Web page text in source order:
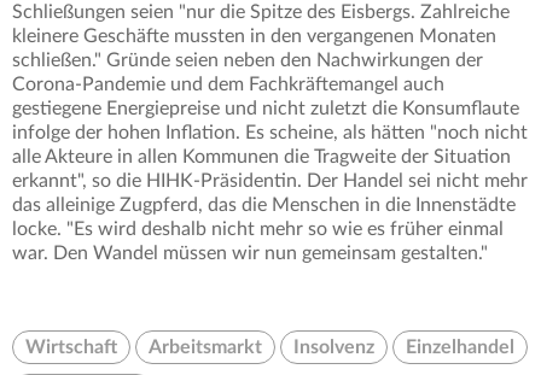
Schließungen seien "nur die Spitze des Eisbergs. Zahlreiche
kleinere Geschäfte mussten in den vergangenen Monaten
schließen." Gründe seien neben den Nachwirkungen der
Corona-Pandemie und dem Fachkräftemangel auch
gestiegene Energiepreise und nicht zuletzt die Konsumflaute
infolge der hohen Inflation. Es scheine, als hätten "noch nicht
alle Akteure in allen Kommunen die Tragweite der Situation
erkannt", so die HIHK-Präsidentin. Der Handel sei nicht mehr
das alleinige Zugpferd, das die Menschen in die Innenstädte
locke. "Es wird deshalb nicht mehr so wie es früher einmal
war. Den Wandel müssen wir nun gemeinsam gestalten."
Wirtschaft Arbeitsmarkt Insolvenz Einzelhandel